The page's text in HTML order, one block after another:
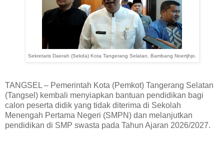
Sekretaris Daerah (Sekda) Kota Tangerang Selatan, Bambang Noertjhjo.
TANGSEL – Pemerintah Kota (Pemkot) Tangerang Selatan
(Tangsel) kembali menyiapkan bantuan pendidikan bagi
calon peserta didik yang tidak diterima di Sekolah
Menengah Pertama Negeri (SMPN) dan melanjutkan
pendidikan di SMP swasta pada Tahun Ajaran 2026/2027.